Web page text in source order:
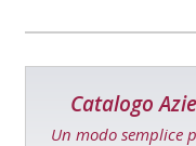
Catalogo
Un modo semplice